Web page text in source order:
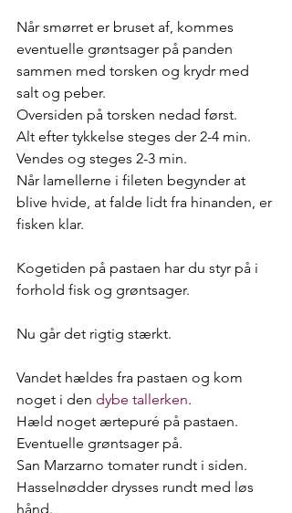
Når smørret er bruset af, kommes
eventuelle grøntsager på panden
sammen med torsken og krydr med
salt og peber.
Oversiden på torsken nedad først.
Alt efter tykkelse steges der 2-4 min.
Vendes og steges 2-3 min.
Når lamellerne i fileten begynder at
blive hvide, at falde lidt fra hinanden, er
fisken klar.
Kogetiden på pastaen har du styr på i
forhold fisk og grøntsager.
Nu går det rigtig stærkt.
Vandet hældes fra pastaen og kom
noget i den dybe tallerken.
Hæld noget ærtepuré på pastaen.
Eventuelle grøntsager på.
San Marzarno tomater rundt i siden.
Hasselnødder drysses rundt med løs
hånd.